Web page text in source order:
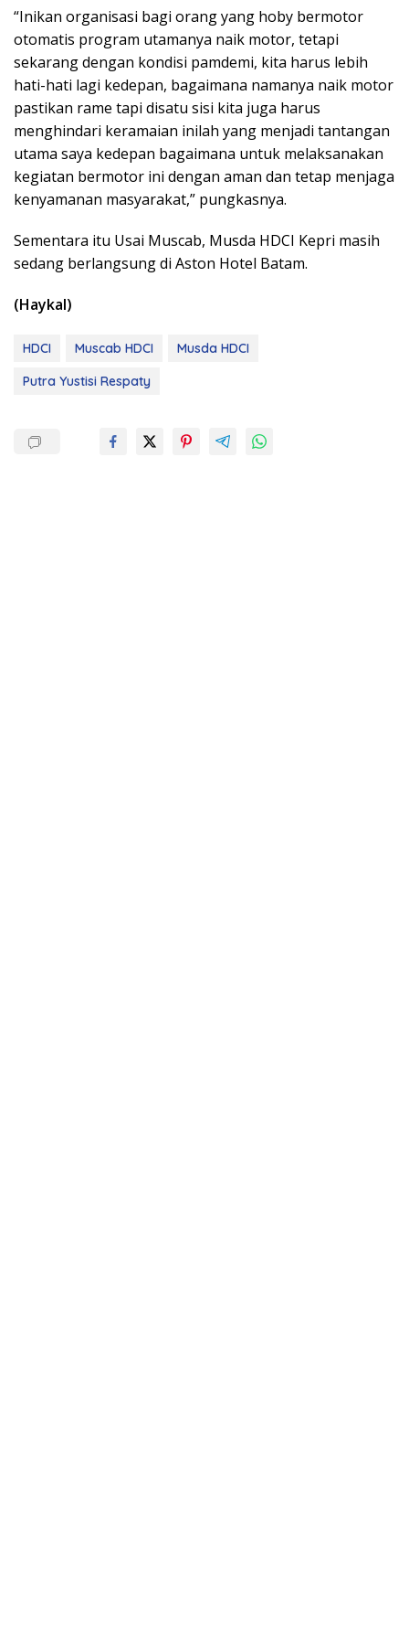
“Inikan organisasi bagi orang yang hoby bermotor
otomatis program utamanya naik motor, tetapi
sekarang dengan kondisi pamdemi, kita harus lebih
hati-hati lagi kedepan, bagaimana namanya naik motor
pastikan rame tapi disatu sisi kita juga harus
menghindari keramaian inilah yang menjadi tantangan
utama saya kedepan bagaimana untuk melaksanakan
kegiatan bermotor ini dengan aman dan tetap menjaga
kenyamanan masyarakat,” pungkasnya.
Sementara itu Usai Muscab, Musda HDCI Kepri masih
sedang berlangsung di Aston Hotel Batam.
(Haykal)
HDCI Muscab HDCI
Musda HDCI
Putra Yustisi Respaty